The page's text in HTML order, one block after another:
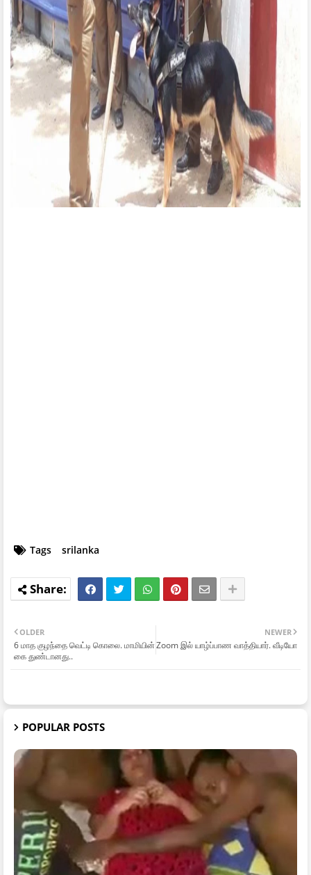
Tags srilanka
NEWER
Zoom இல் யாழ்ப்பாண வாத்தியார். வீடியோ
OLDER
6 மாத குழந்தை வெட்டி கொலை. மாமியின்
கை துண்டானது..
POPULAR POSTS